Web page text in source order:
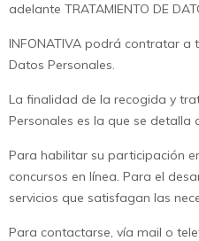
adelante TRATAMIENTO DE
INFONATIVA podrá contratar
Datos Personales.
La finalidad de la recogida y
Personales es la que se detalla
Para habilitar su participación
concursos en línea. Para el
servicios que satisfagan las
Para contactarse, vía mail o